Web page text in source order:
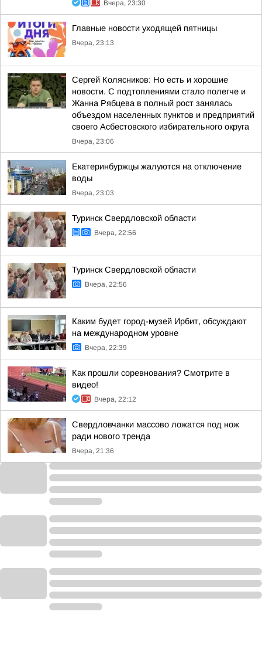
Вчера, 23:30
Главные новости уходящей пятницы
Вчера, 23:13
Сергей Колясников: Но есть и хорошие
новости. С подтоплениями стало полегче и
Жанна Рябцева в полный рост занялась
объездом населенных пунктов и предприятий
своего Асбестовского избирательного округа
Вчера, 23:06
Екатеринбуржцы жалуются на отключение
воды
Вчера, 23:03
Туринск Свердловской области
Вчера, 22:56
Туринск Свердловской области
Вчера, 22:56
Каким будет город-музей Ирбит, обсуждают
на международном уровне
Вчера, 22:39
Как прошли соревнования? Смотрите в
видео!
Вчера, 22:12
Свердловчанки массово ложатся под нож
ради нового тренда
Вчера, 21:36